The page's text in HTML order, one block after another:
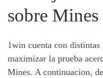
sobre Mines
1win cuenta con distintas
maximizar la prueba
Mines. A continuacion,